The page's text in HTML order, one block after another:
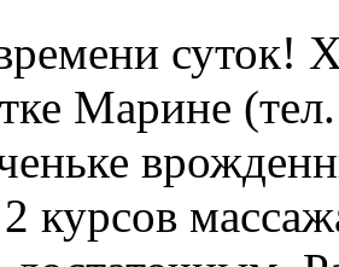
суток!
Марине
2 курсов